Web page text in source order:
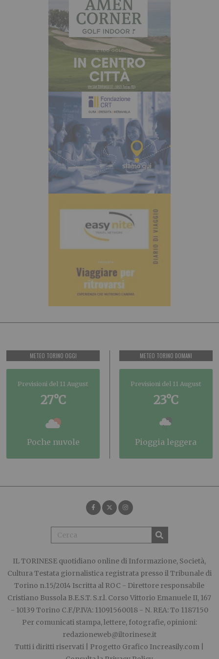
METEO TORINO OGGI
Previsioni del 11 August
27°C
poche nuvole
METEO TORINO DOMANI
Previsioni del 11 August
23°C
pioggia leggera
IL TORINESE quotidiano online di Informazione, Società,
Cultura Testata giornalistica registrata presso il Tribunale di
Torino n.15/2014 Iscritta al ROC - Direttore responsabile
Cristiano Bussola B.E.S.T. S.r.l. Corso Vittorio Emanuele II, 167
- 10139 Torino C.F./P.IVA: 11091560018 - N. REA: To 1187150
Per comunicati stampa, lettere, fotografie, opinioni:
redazioneweb@iltorinese.it
Tutti i diritti riservati | Progetto Grafico Increasily.com